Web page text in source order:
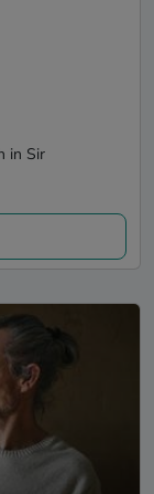
in Sir